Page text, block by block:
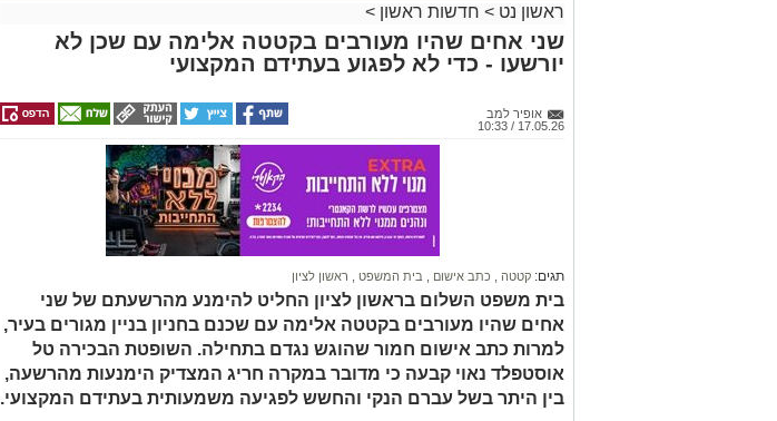
ראשון נט > חדשות ראשון >
שני אחים שהיו מעורבים בקטטה אלימה עם שכן לא
יורשעו - כדי לא לפגוע בעתידם המקצועי
אופיר למב
17.05.26 / 10:33
תגים: קטטה כתב אישום בית המשפט ראשון לציון
בית משפט השלום בראשון לציון החליט להימנע מהרשעתם של שני
אחים שהיו מעורבים בקטטה אלימה עם שכנם בחניון בניין מגורים בעיר,
למרות כתב אישום חמור שהוגש נגדם בתחילה. השופטת הבכירה טל
אוסטפלד נאוי קבעה כי מדובר במקרה חריג המצדיק הימנעות מהרשעה,
בין היתר בשל עברם הנקי והחשש לפגיעה משמעותית בעתידם המקצועי.